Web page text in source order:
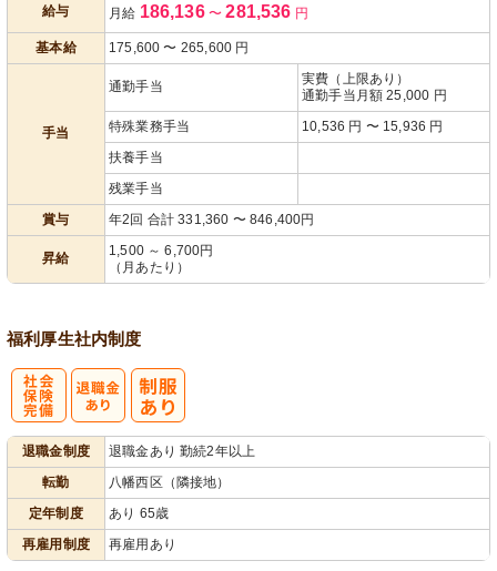
給与 月給 186,136 〜 281,536 円
基本給 175,600 〜 265,600 円
手当
通勤手当
実費（上限あり）
通勤手当月額 25,000 円
特殊業務手当
10,536 円 〜 15,936 円
扶養手当
残業手当
賞与
年2回 合計 331,360 〜 846,400円
昇給
1,500 ～ 6,700円
（月あたり）
福利厚生社内制度
退職金制度
退職金あり 勤続2年以上
転勤
八幡西区（隣接地）
定年制度
あり 65歳
再雇用制度
再雇用あり